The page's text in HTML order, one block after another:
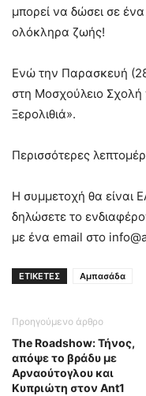
μπορεί να δώσει σε
ολόκληρα ζωής!
Ενώ την Παρασκευή
στη Μοσχούλειο Σχολή
Ξερολιθιά».
Περισσότερες
Η συμμετοχή θα
δηλώσετε το
με ένα email στο
ΕΤΙΚΕΤΕΣ Αμπασάδα
Προηγούμενο άρθρο
The Roadshow: Τήνος,
απόψε το βράδυ με
Αρναούτογλου και
Κυπριώτη στον Ant1